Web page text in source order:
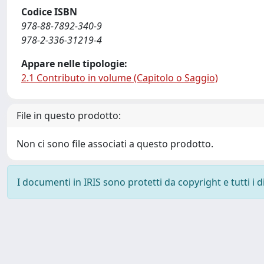
Codice ISBN
978-88-7892-340-9
978-2-336-31219-4
Appare nelle tipologie:
2.1 Contributo in volume (Capitolo o Saggio)
File in questo prodotto:
Non ci sono file associati a questo prodotto.
I documenti in IRIS sono protetti da copyright e tutti i